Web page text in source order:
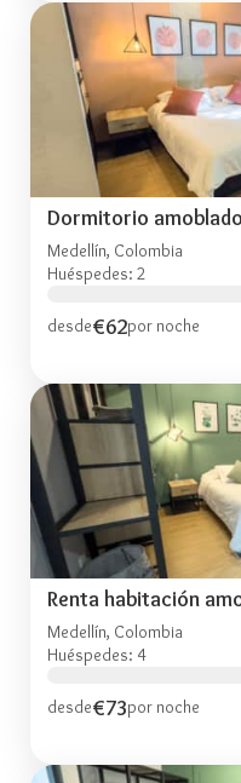
Medellín, Colombia
Huéspedes: 2
desde€62por noche
Medellín, Colombia
Huéspedes: 4
desde€73por noche